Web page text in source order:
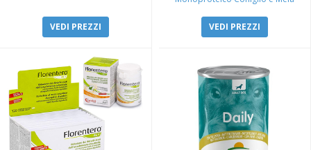
VEDI PREZZI VEDI PREZZI